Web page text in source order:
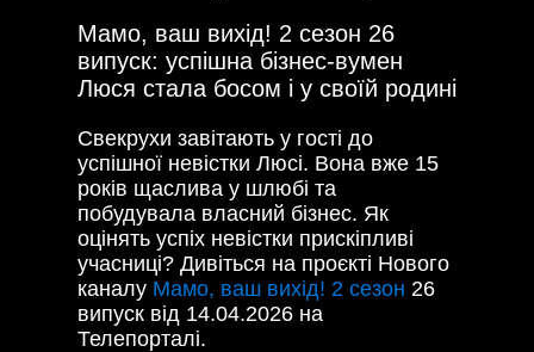
Мамо, ваш вихід! 2 сезон 26
випуск: успішна бізнес-вумен
Люся стала босом і у своїй родині
Свекрухи завітають у гості до
успішної невістки Люсі. Вона вже 15
років щаслива у шлюбі та
побудувала власний бізнес. Як
оцінять успіх невістки прискіпливі
учасниці? Дивіться на проєкті Нового
каналу Мамо, ваш вихід! 2 сезон 26
випуск від 14.04.2026 на
Телепорталі.